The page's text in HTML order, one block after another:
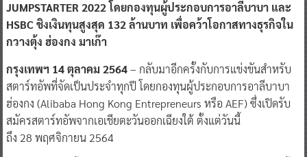
JUMPSTARTER 2022 โดยกองทุนผู้ประกอบการอาลีบาบา และ
HSBC ชิงเงินทุนสูงสุด 132 ล้านบาท เพื่อคว้าโอกาสทางธุรกิจใน
กวางตุ้ง ฮ่องกง มาเก๊า
กรุงเทพฯ 14 ตุลาคม 2564– กลับมาอีกครั้งกับการแข่งขันสำหรับ
สตาร์ทอัพที่จัดเป็นประจำทุกปี โดยกองทุนผู้ประกอบการอาลีบาบา
ฮ่องกง (Alibaba Hong Kong Entrepreneurs หรือ AEF) ซึ่งเปิดรับ
สมัครสตาร์ทอัพจากเอเชียตะวันออกเฉียงใต้ ตั้งแต่วันนี้
ถึง 28 พฤศจิกายน 2564